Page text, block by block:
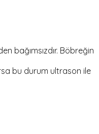
bağımsızdır. Böbreğin
bu durum ultrason ile